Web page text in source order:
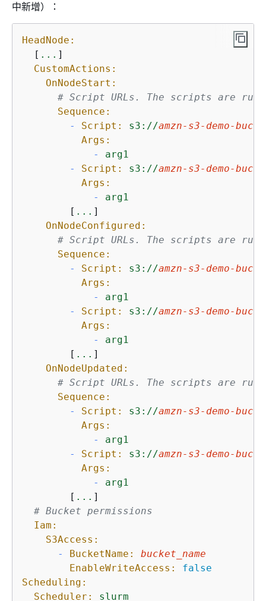
中新增）：
HeadNode:
  [
... ]
CustomActions:
OnNodeStart:
# Script URLs. The scripts are
Sequence:
-
Script: s3://amzn-s3-demo-
Args:
-
arg1
-
Script: s3://amzn-s3-demo-
Args:
-
arg1
        [
... ]
OnNodeConfigured:
# Script URLs. The scripts are
Sequence:
-
Script: s3://amzn-s3-demo-
Args:
-
arg1
-
Script: s3://amzn-s3-demo-
Args:
-
arg1
        [
... ]
OnNodeUpdated:
# Script URLs. The scripts are
Sequence:
-
Script: s3://amzn-s3-demo-
Args:
-
arg1
-
Script: s3://amzn-s3-demo-
Args:
-
arg1
        [
... ]
# Bucket permissions
Iam:
S3Access:
-
BucketName:
bucket_name
EnableWriteAccess:
false
Scheduling:
Scheduler:
slurm